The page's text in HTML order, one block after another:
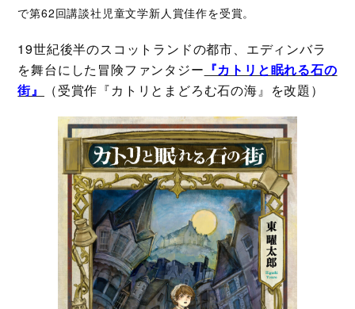
で第62回講談社児童文学新人賞佳作を受賞。
19世紀後半のスコットランドの都市、エディンバラ
を舞台にした冒険ファンタジー 『カトリと眠れる石の
街』
（受賞作『カトリとまどろむ石の海』を改題）